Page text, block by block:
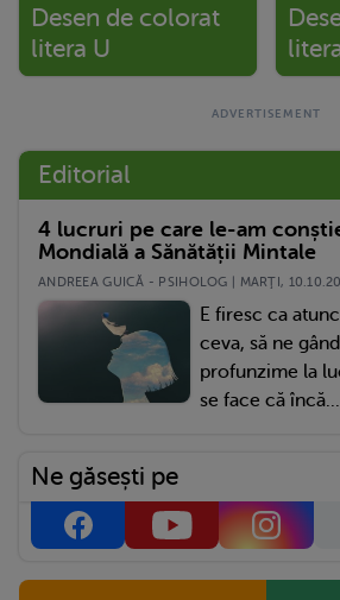
Desen de colorat
litera U
Editorial
4 lucruri pe care le-am
Mondială a Sănătății Mintale
ANDREEA GUICĂ - PSIHOLOG | MARŢI,
E firesc ca
ceva, să ne
profunzime la
se face că încă...
Ne găsești pe